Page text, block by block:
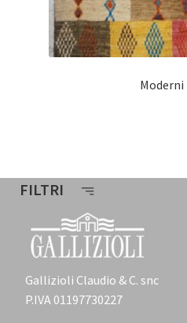
Moderni
FILTRI
Gallizioli Claudio & C. snc
P.IVA 01197730227